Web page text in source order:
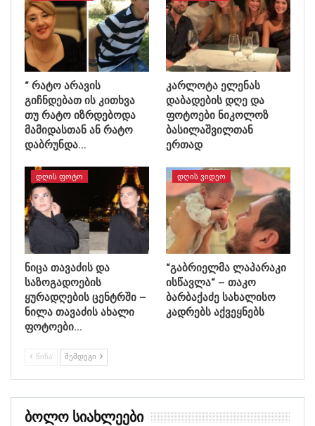
“ რატო არავის
გიჩნდებათ ის კითხვა
თუ რატო იზრდებოდა
მამიდასთან ან რატო
დაბრუნდა…
კარლოტა ელენას
დაბადების დღე და
ფოტოები ნიკოლოზ
ბასილაშვილთან
ერთად
ᲓᲦᲘᲡ ᲤᲝᲢᲝ
ნიცა თავაძის და
საზოგადოების
ყურადღების ცენტრში –
ნილა თავაძის ახალი
ფოტოები…
ᲓᲦᲘᲡ ᲕᲘᲓᲔᲝ
“გაბრიელმა ლაპარაკი
ისწავლა“ – თაკო
ბარბაქაძე სახალისო
კადრებს აქვეყნებს
ᲬᲘᲜᲐ ᲨᲔᲛᲓᲔᲒᲘ
Ბოლო Სიახლეები